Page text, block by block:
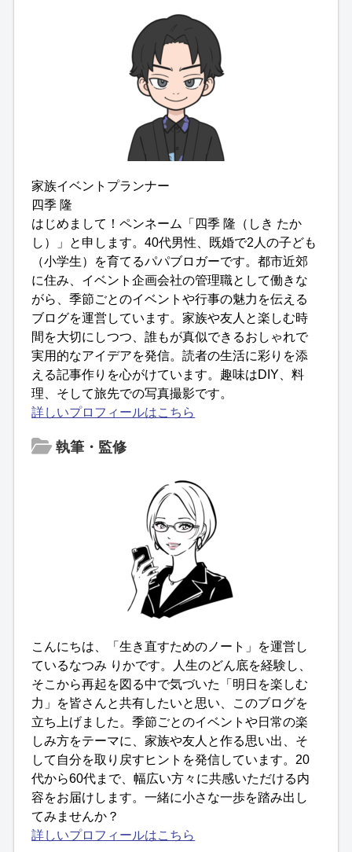
家族イベントプランナー
四季 隆
はじめまして！ペンネーム「四季 隆（しき たか
し）」と申します。40代男性、既婚で2人の子ども
（小学生）を育てるパパブロガーです。都市近郊
に住み、イベント企画会社の管理職として働きな
がら、季節ごとのイベントや行事の魅力を伝える
ブログを運営しています。家族や友人と楽しむ時
間を大切にしつつ、誰もが真似できるおしゃれで
実用的なアイデアを発信。読者の生活に彩りを添
える記事作りを心がけています。趣味はDIY、料
理、そして旅先での写真撮影です。
詳しいプロフィールはこちら
執筆・監修
こんにちは、「生き直すためのノート」を運営し
ているなつみ りかです。人生のどん底を経験し、
そこから再起を図る中で気づいた「明日を楽しむ
力」を皆さんと共有したいと思い、このブログを
立ち上げました。季節ごとのイベントや日常の楽
しみ方をテーマに、家族や友人と作る思い出、そ
して自分を取り戻すヒントを発信しています。20
代から60代まで、幅広い方々に共感いただける内
容をお届けします。一緒に小さな一歩を踏み出し
てみませんか？
詳しいプロフィールはこちら